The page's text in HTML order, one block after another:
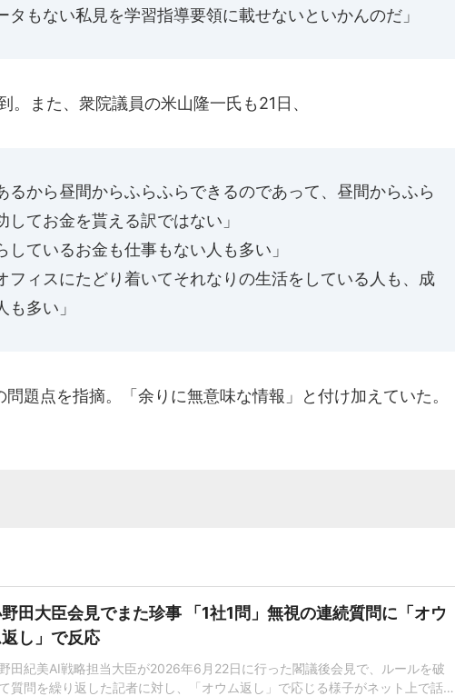
タもない私見を学習指導要領に載せないといかんのだ」
。また、衆院議員の米山隆一氏も21日、
るから昼間からふらふらできるのであって、昼間からふら
てお金を貰える訳ではない」
しているお金も仕事もない人も多い」
フィスにたどり着いてそれなりの生活をしている人も、成
多い」
題点を指摘。「余りに無意味な情報」と付け加えていた。
田大臣会見でまた珍事 「1社1問」無視の連続質問に「オウ
し」で反応
田紀美AI戦略担当大臣が2026年6月22日に行った閣議後会見で、ルールを破
質問を繰り返した記者に対し、「オウム返し」で応じる様子がネット上で話